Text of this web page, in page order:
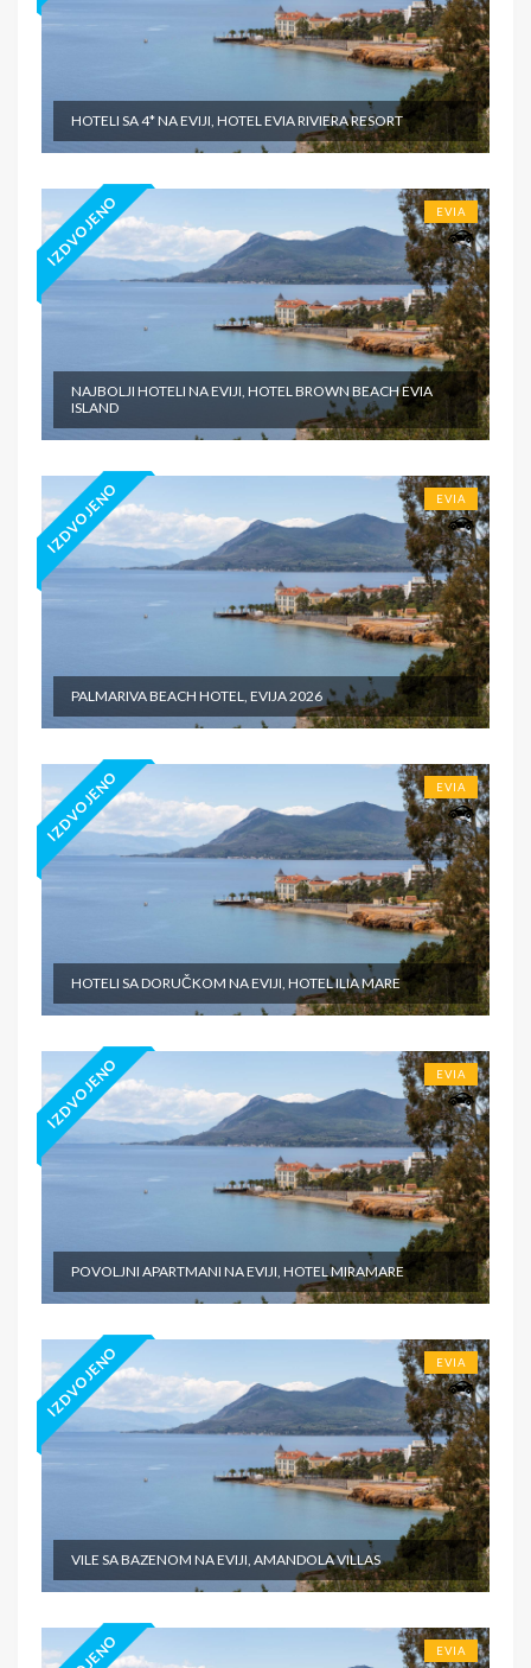
HOTELI SA 4* NA EVIJI, HOTEL EVIA RIVIERA RESORT
IZDVOJENO EVIA
NAJBOLJI HOTELI NA EVIJI, HOTEL BROWN BEACH EVIA
ISLAND
IZDVOJENO EVIA
PALMARIVA BEACH HOTEL, EVIJA 2026
IZDVOJENO EVIA
HOTELI SA DORUČKOM NA EVIJI, HOTEL ILIA MARE
IZDVOJENO EVIA
POVOLJNI APARTMANI NA EVIJI, HOTEL MIRAMARE
IZDVOJENO EVIA
VILE SA BAZENOM NA EVIJI, AMANDOLA VILLAS
EVIA